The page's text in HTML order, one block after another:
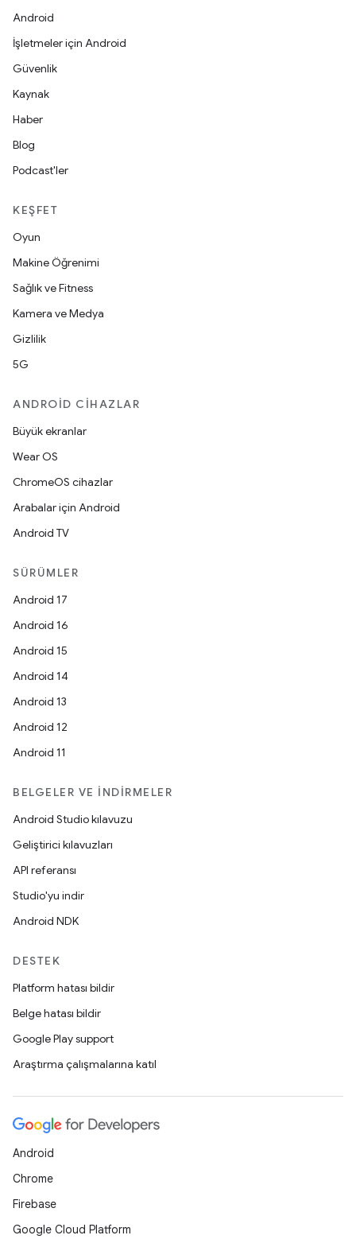
Android
İşletmeler için Android
Güvenlik
Kaynak
Haber
Blog
Podcast'ler
KEŞFET
Oyun
Makine Öğrenimi
Sağlık ve Fitness
Kamera ve Medya
Gizlilik
5G
ANDROID CIHAZLAR
Büyük ekranlar
Wear OS
ChromeOS cihazlar
Arabalar için Android
Android TV
SÜRÜMLER
Android 17
Android 16
Android 15
Android 14
Android 13
Android 12
Android 11
BELGELER VE İNDIRMELER
Android Studio kılavuzu
Geliştirici kılavuzları
API referansı
Studio'yu indir
Android NDK
DESTEK
Platform hatası bildir
Belge hatası bildir
Google Play support
Araştırma çalışmalarına katıl
Android
Chrome
Firebase
Google Cloud Platform